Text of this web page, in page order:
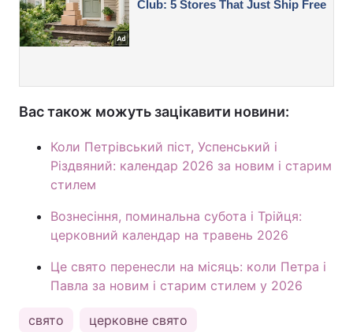
Вас також можуть зацікавити новини:
Коли Петрівський піст, Успенський і
Різдвяний: календар 2026 за новим і старим
стилем
Вознесіння, поминальна субота і Трійця:
церковний календар на травень 2026
Це свято перенесли на місяць: коли Петра і
Павла за новим і старим стилем у 2026
свято церковне свято